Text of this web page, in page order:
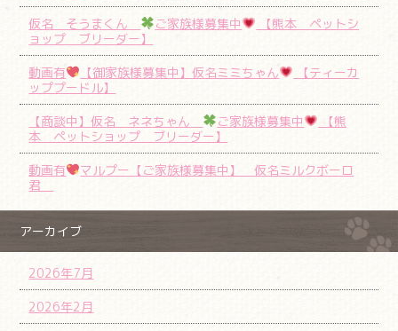
仮名 そうまくん
ご家族様募集中
【熊本 ペットシ
ョップ ブリーダー】
動画有
【御家族様募集中】仮名ミミちゃん
【ティーカ
ッププードル】
【商談中】仮名 ネネちゃん
ご家族様募集中
【熊
本 ペットショップ ブリーダー】
動画有
マルプー【ご家族様募集中】 仮名ミルクボーロ
君
アーカイブ
2026年7月
2026年2月